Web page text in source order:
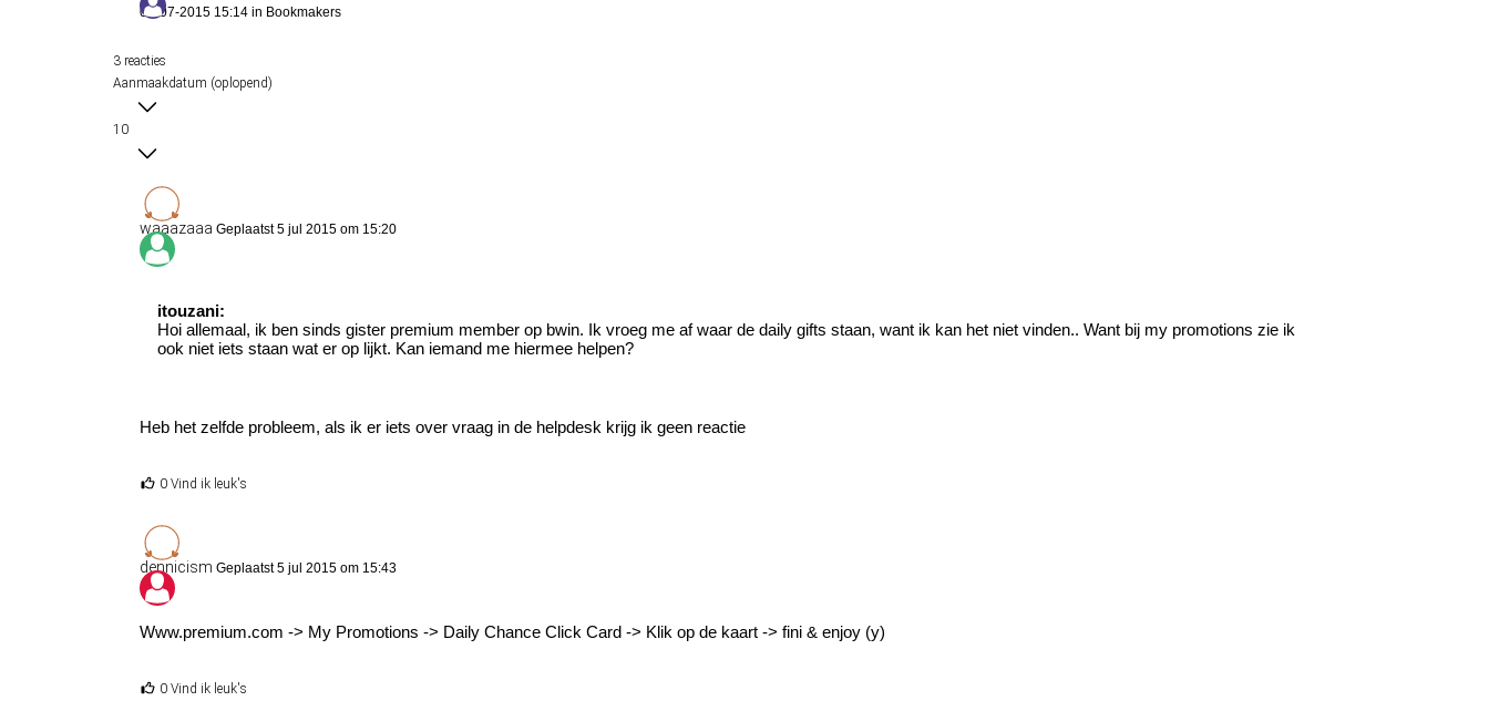
05-07-2015 15:14 in Bookmakers
3 reacties
Aanmaakdatum (oplopend)
10
waaazaaa Geplaatst 5 jul 2015 om 15:20
itouzani:
Hoi allemaal, ik ben sinds gister premium member op bwin. Ik vroeg me af waar de daily gifts staan, want ik kan het niet vinden.. Want bij my promotions zie ik
ook niet iets staan wat er op lijkt. Kan iemand me hiermee helpen?
Heb het zelfde probleem, als ik er iets over vraag in de helpdesk krijg ik geen reactie
0 Vind ik leuk's
dennicism Geplaatst 5 jul 2015 om 15:43
Www.premium.com -> My Promotions -> Daily Chance Click Card -> Klik op de kaart -> fini & enjoy (y)
0 Vind ik leuk's